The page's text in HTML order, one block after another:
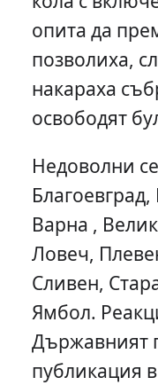
опита да
позволиха,
накараха
освободят
Недоволни
Варна ,
Ловеч,
Сливен,
Ямбол.
Държавният
публикация